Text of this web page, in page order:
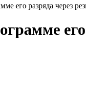
его разряда через
его